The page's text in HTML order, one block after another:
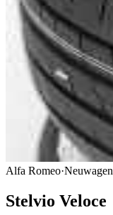
Alfa Romeo·Neuwagen
Stelvio Veloce